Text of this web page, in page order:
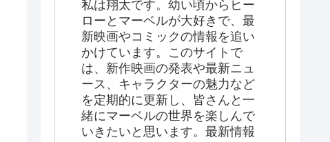
私は翔太です。幼い頃からヒー
ローとマーベルが大好きで、最
新映画やコミックの情報を追い
かけています。このサイトで
は、新作映画の発表や最新ニュ
ース、キャラクターの魅力など
を定期的に更新し、皆さんと一
緒にマーベルの世界を楽しんで
いきたいと思います。最新情報